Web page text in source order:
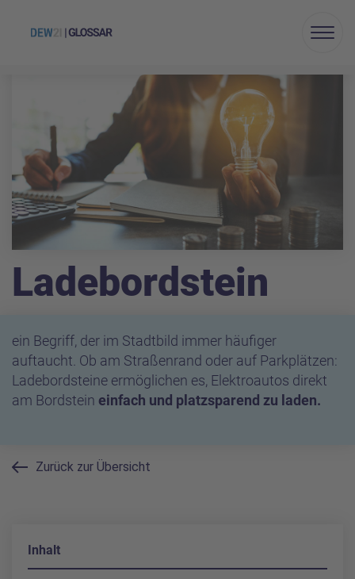
Menu
Ladebordstein
ein Begriff, der im Stadtbild immer häufiger
auftaucht. Ob am Straßenrand oder auf Parkplätzen:
Ladebordsteine ermöglichen es, Elektroautos direkt
am Bordstein einfach und platzsparend zu laden.
Zurück zur Übersicht
Inhalt